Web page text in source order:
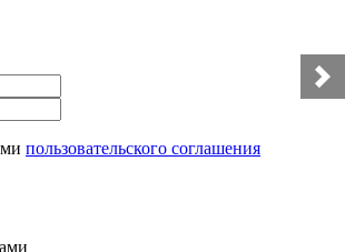
пользовательского соглашения